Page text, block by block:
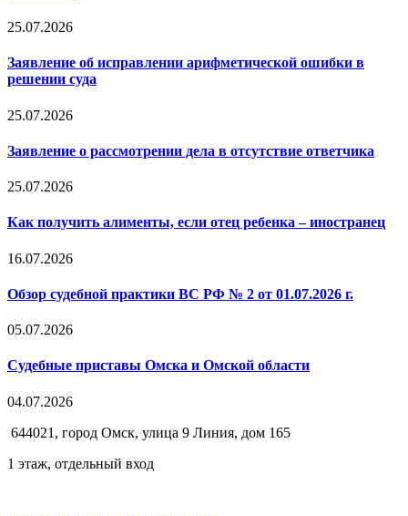
25.07.2026
Заявление об исправлении арифметической ошибки в
решении суда
25.07.2026
Заявление о рассмотрении дела в отсутствие ответчика
25.07.2026
Как получить алименты, если отец ребенка – иностранец
16.07.2026
Обзор судебной практики ВС РФ № 2 от 01.07.2026 г.
05.07.2026
Судебные приставы Омска и Омской области
04.07.2026
644021, город Омск, улица 9 Линия, дом 165
1 этаж, отдельный вход